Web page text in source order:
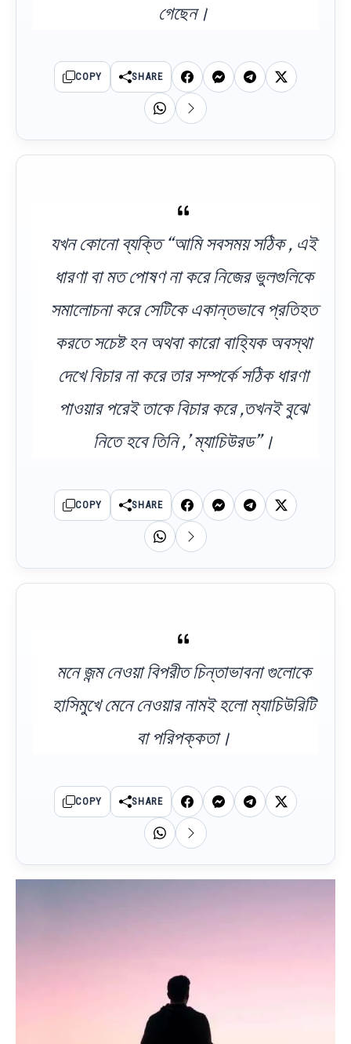
গেছেন।
COPY SHARE
যখন কোনো ব্যক্তি “আমি সবসময় সঠিক , এই
ধারণা বা মত পোষণ না করে নিজের ভুলগুলিকে
সমালোচনা করে সেটিকে একান্তভাবে প্রতিহত
করতে সচেষ্ট হন অথবা কারো বাহ্যিক অবস্থা
দেখে বিচার না করে তার সম্পর্কে সঠিক ধারণা
পাওয়ার পরেই তাকে বিচার করে ,তখনই বুঝে
নিতে হবে তিনি ,’ ম্যাচিউরড”।
COPY SHARE
মনে জন্ম নেওয়া বিপরীত চিন্তাভাবনা গুলোকে
হাসিমুখে মেনে নেওয়ার নামই হলো ম্যাচিউরিটি
বা পরিপক্কতা।
COPY SHARE